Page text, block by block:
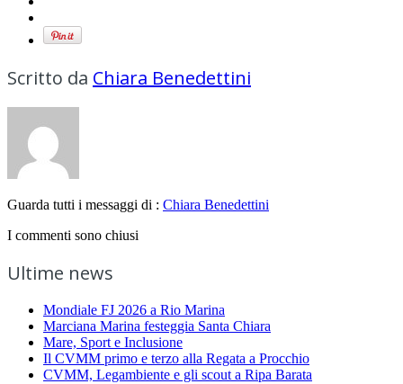
Scritto da Chiara Benedettini
Guarda tutti i messaggi di : Chiara Benedettini
I commenti sono chiusi
Ultime news
Mondiale FJ 2026 a Rio Marina
Marciana Marina festeggia Santa Chiara
Mare, Sport e Inclusione
Il CVMM primo e terzo alla Regata a Procchio
CVMM, Legambiente e gli scout a Ripa Barata